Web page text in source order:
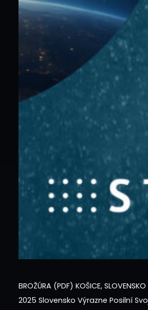
BROŽÚRA (PDF) KOŠICE,
2025 Slovensko Výrazne Posilní